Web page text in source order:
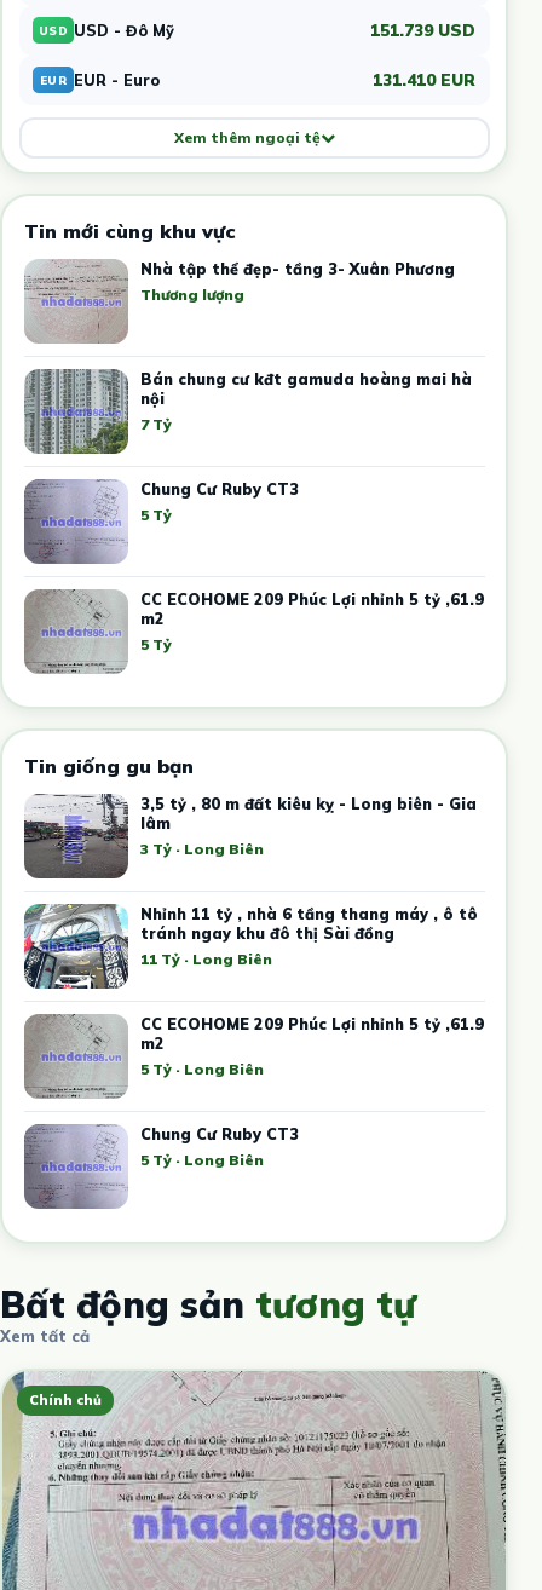
USD USD - Đô Mỹ 151.739 USD
EUR EUR - Euro 131.410 EUR
Xem thêm ngoại tệ
Tin mới cùng khu vực
Nhà tập thể đẹp- tầng 3- Xuân Phương
Thương lượng
Bán chung cư kđt gamuda hoàng mai hà
nội
7 Tỷ
Chung Cư Ruby CT3
5 Tỷ
CC ECOHOME 209 Phúc Lợi nhỉnh 5 tỷ ,61.9
m2
5 Tỷ
Tin giống gu bạn
3,5 tỷ , 80 m đất kiêu kỵ - Long biên - Gia
lâm
3 Tỷ · Long Biên
Nhỉnh 11 tỷ , nhà 6 tầng thang máy , ô tô
tránh ngay khu đô thị Sài đồng
11 Tỷ · Long Biên
CC ECOHOME 209 Phúc Lợi nhỉnh 5 tỷ ,61.9
m2
5 Tỷ · Long Biên
Chung Cư Ruby CT3
5 Tỷ · Long Biên
Bất động sản tương tự
Xem tất cả
Chính chủ